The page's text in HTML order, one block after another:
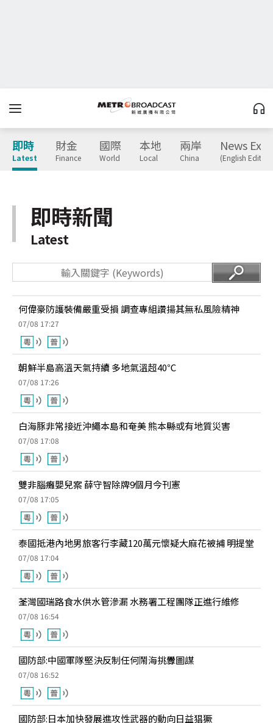
即時
Latest
財金
Finance
國際
World
本地
Local
兩岸
China
News
(English
即時新聞
Latest
何偉豪防護裝備嚴重受損 調查專組讚揚其無私風險精神
07/08 17:27
朝鮮半島高溫天氣持續 多地氣溫超40℃
07/08 17:26
白海豚非常接近沖繩本島和奄美 熊本縣或有地質災害
07/08 17:08
雙非腦癱嬰兒案 薛守智除牌9個月今刊憲
07/08 17:05
泰國抵港內地男旅客行李藏120萬元懷疑大麻花被捕 明提堂
07/08 17:04
荃灣國瑞路食水供水管滲漏 水務署工程團隊正進行維修
07/08 16:54
國防部:中國軍隊堅決反制任何鬧海挑釁圖謀
07/08 16:52
國防部:日本加快發展進攻性武器的動向日益猖獗